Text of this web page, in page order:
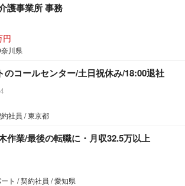
護事業所 事務
円
川県
のコールセンター/土日祝休み/18:00退社
社員 / 東京都
作業/最後の転職に・月収32.5万以上
ト / 契約社員 / 愛知県